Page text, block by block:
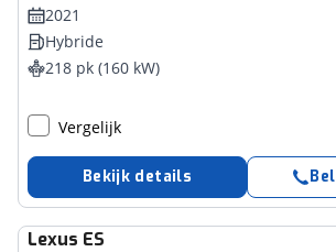
2021
Hybride
218 pk (160 kW)
Vergelijk
Bekijk details
Lexus ES